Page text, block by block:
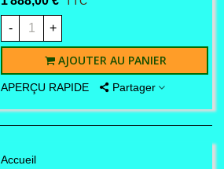
- +
AJOUTER AU PANIER
APERÇU RAPIDE Partager
Accueil